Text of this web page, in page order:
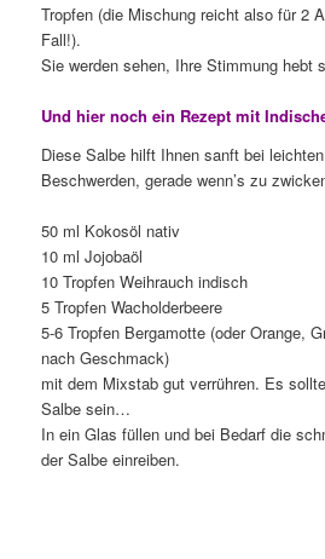
Tropfen (die Mischung reicht also für 2
Fall!).
Sie werden sehen, Ihre Stimmung hebt
Und hier noch ein Rezept mit
Diese Salbe hilft Ihnen sanft bei
Beschwerden, gerade wenn’s zu
50 ml Kokosöl nativ
10 ml Jojobaöl
10 Tropfen Weihrauch indisch
5 Tropfen Wacholderbeere
5-6 Tropfen Bergamotte (oder Orange,
nach Geschmack)
mit dem Mixstab gut verrühren. Es
Salbe sein…
In ein Glas füllen und bei Bedarf die
der Salbe einreiben.